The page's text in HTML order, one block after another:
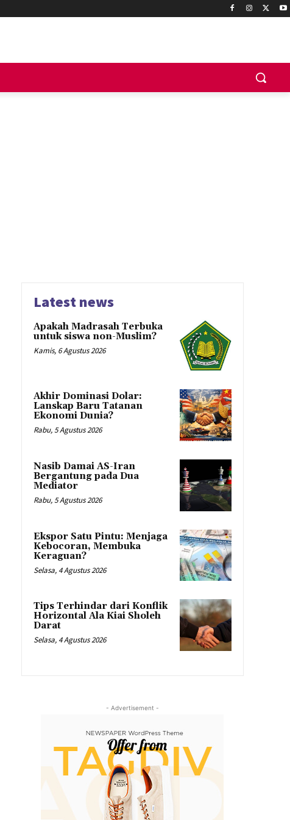
Latest news
Apakah Madrasah Terbuka
untuk siswa non-Muslim?
Kamis, 6 Agustus 2026
Akhir Dominasi Dolar:
Lanskap Baru Tatanan
Ekonomi Dunia?
Rabu, 5 Agustus 2026
Nasib Damai AS-Iran
Bergantung pada Dua
Mediator
Rabu, 5 Agustus 2026
Ekspor Satu Pintu: Menjaga
Kebocoran, Membuka
Keraguan?
Selasa, 4 Agustus 2026
Tips Terhindar dari Konflik
Horizontal Ala Kiai Sholeh
Darat
Selasa, 4 Agustus 2026
- Advertisement -